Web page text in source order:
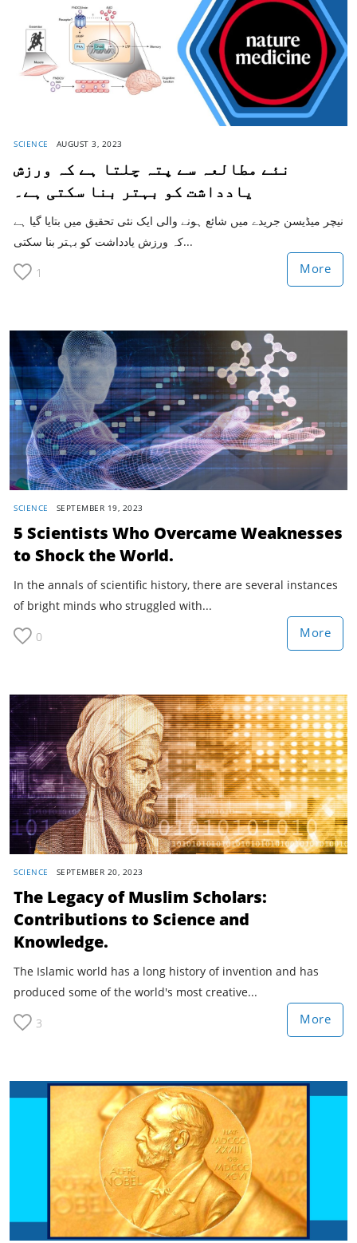
SCIENCE AUGUST 3, 2023
نئے مطالعہ سے پتہ چلتا ہے کہ ورزش
یادداشت کو بہتر بنا سکتی ہے۔
نیچر میڈیسن جریدے میں شائع ہونے والی ایک نئی تحقیق میں بتایا گیا ہے
کہ ورزش یادداشت کو بہتر بنا سکتی...
1 More
SCIENCE SEPTEMBER 19, 2023
5 Scientists Who Overcame Weaknesses
to Shock the World.
In the annals of scientific history, there are several instances
of bright minds who struggled with...
0 More
SCIENCE SEPTEMBER 20, 2023
The Legacy of Muslim Scholars:
Contributions to Science and
Knowledge.
The Islamic world has a long history of invention and has
produced some of the world's most creative...
3 More